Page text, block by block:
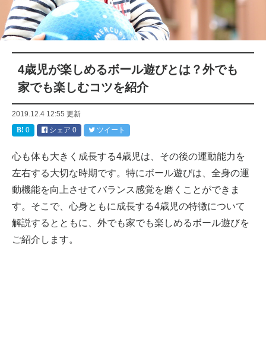
4歳児が楽しめるボール遊びとは？外でも
家でも楽しむコツを紹介
2019.12.4 12:55 更新
0
シェア 0 ツイート
心も体も大きく成長する4歳児は、その後の運動能力を
左右する大切な時期です。特にボール遊びは、全身の運
動機能を向上させてバランス感覚を磨くことができま
す。そこで、心身ともに成長する4歳児の特徴について
解説するとともに、外でも家でも楽しめるボール遊びを
ご紹介します。